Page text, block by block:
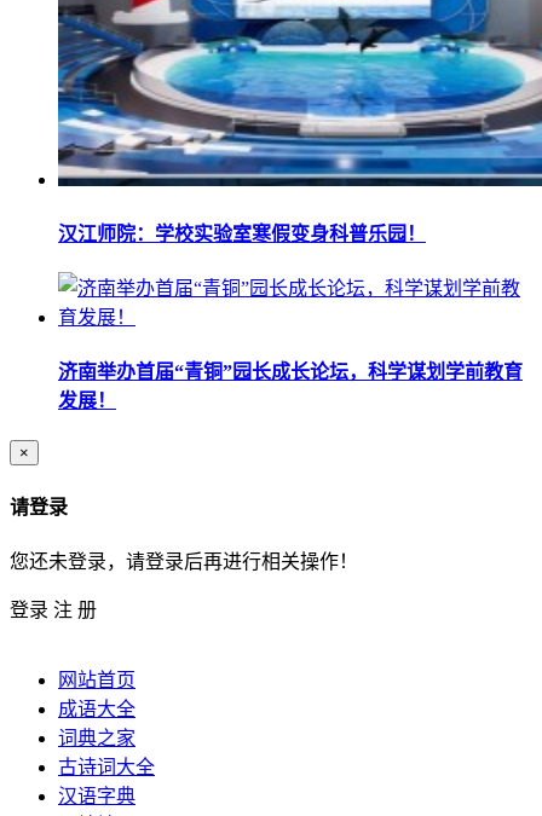
汉江师院：学校实验室寒假变身科普乐园！
济南举办首届“青铜”园长成长论坛，科学谋划学前教育
发展！
×
请登录
您还未登录，请登录后再进行相关操作！
登录 注 册
网站首页
成语大全
词典之家
古诗词大全
汉语字典